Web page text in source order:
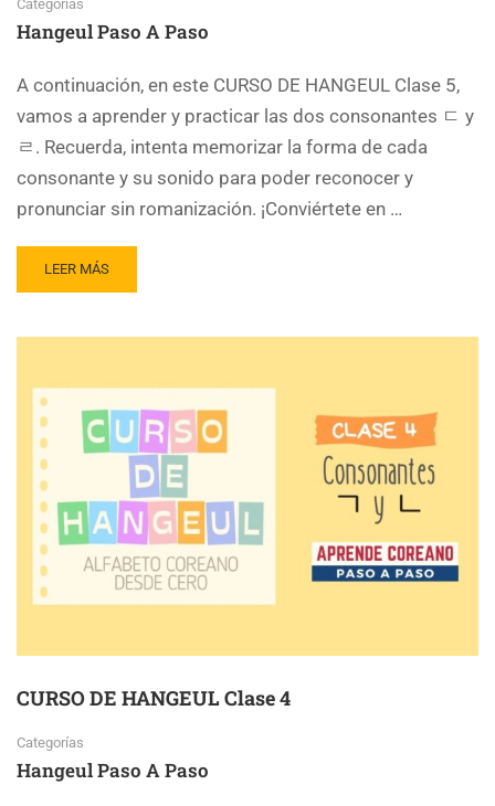
Categorías
Hangeul Paso A Paso
A continuación, en este CURSO DE HANGEUL Clase 5,
vamos a aprender y practicar las dos consonantes ㄷ y
ㄹ. Recuerda, intenta memorizar la forma de cada
consonante y su sonido para poder reconocer y
pronunciar sin romanización. ¡Conviértete en …
LEER MÁS
CURSO DE HANGEUL Clase 4
Categorías
Hangeul Paso A Paso